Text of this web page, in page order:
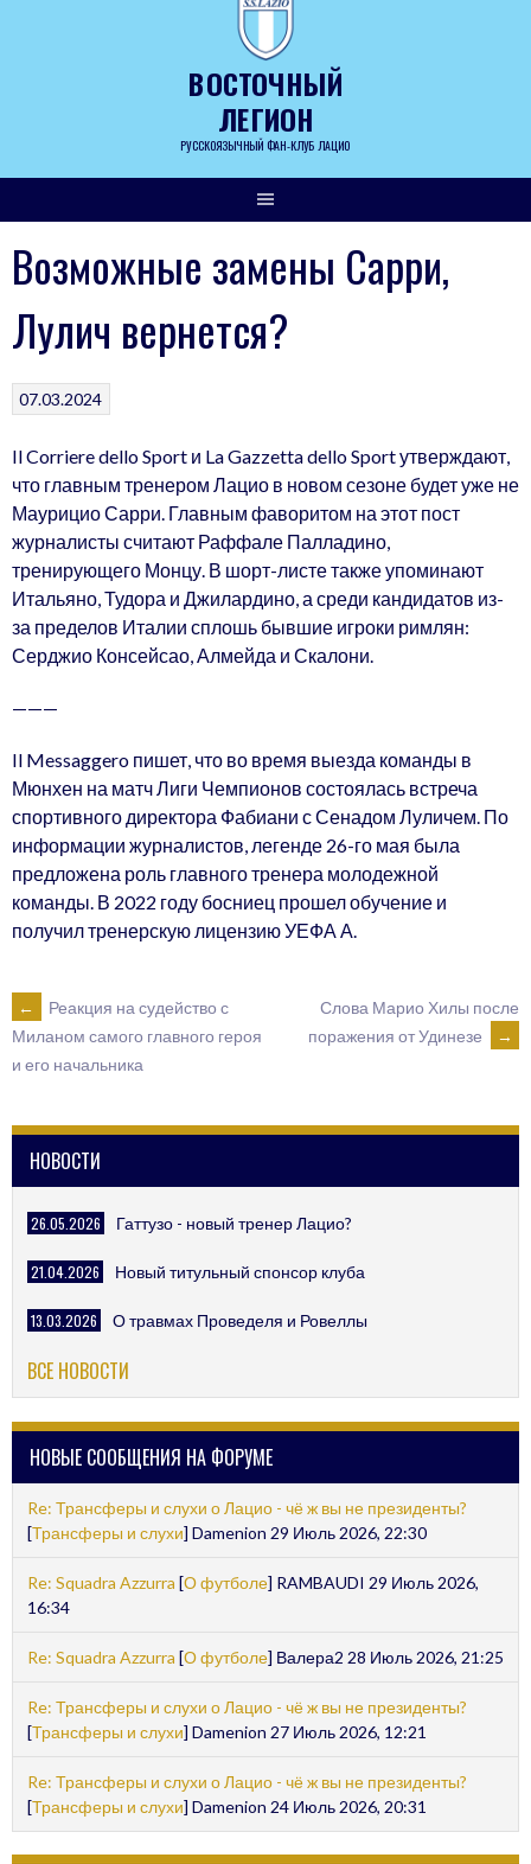
ВОСТОЧНЫЙ
ЛЕГИОН
РУССКОЯЗЫЧНЫЙ ФАН-КЛУБ ЛАЦИО
Возможные замены Сарри,
Лулич вернется?
07.03.2024
Il Corriere dello Sport и La Gazzetta dello Sport утверждают,
что главным тренером Лацио в новом сезоне будет уже не
Маурицио Сарри. Главным фаворитом на этот пост
журналисты считают Раффале Палладино,
тренирующего Монцу. В шорт-листе также упоминают
Итальяно, Тудора и Джилардино, а среди кандидатов из-
за пределов Италии сплошь бывшие игроки римлян:
Серджио Консейсао, Алмейда и Скалони.
———
Il Messaggero пишет, что во время выезда команды в
Мюнхен на матч Лиги Чемпионов состоялась встреча
спортивного директора Фабиани с Сенадом Луличем. По
информации журналистов, легенде 26-го мая была
предложена роль главного тренера молодежной
команды. В 2022 году босниец прошел обучение и
получил тренерскую лицензию УЕФА А.
POST
NAVIGATION
←
Реакция на судейство с
Миланом самого главного героя
и его начальника
Слова Марио Хилы после
поражения от Удинезе
→
НОВОСТИ
26.05.2026 Гаттузо - новый тренер Лацио?
21.04.2026 Новый титульный спонсор клуба
13.03.2026 О травмах Проведеля и Ровеллы
ВСЕ НОВОСТИ
НОВЫЕ СООБЩЕНИЯ НА ФОРУМЕ
Re: Трансферы и слухи о Лацио - чё ж вы не президенты?
[Трансферы и слухи] Damenion 29 Июль 2026, 22:30
Re: Squadra Azzurra [О футболе] RAMBAUDI 29 Июль 2026,
16:34
Re: Squadra Azzurra [О футболе] Валера2 28 Июль 2026, 21:25
Re: Трансферы и слухи о Лацио - чё ж вы не президенты?
[Трансферы и слухи] Damenion 27 Июль 2026, 12:21
Re: Трансферы и слухи о Лацио - чё ж вы не президенты?
[Трансферы и слухи] Damenion 24 Июль 2026, 20:31